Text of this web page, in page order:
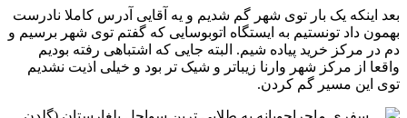
بعد اینکه یک بار توی شهر گم شدیم و یه آقایی آدرس کاملا نادرست
بهمون داد تونستیم به ایستگاه اتوبوسایی که گفتم توی ‏شهر برسیم و
دم در مرکز خرید پیاده شیم. البته جایی که اشتباهی رفته بودیم
واقعا از مرکز شهر وارنا زیباتر و شیک تر ‏بود و خیلی اذیت نشدیم
توی این مسیر گم کردن. ‏ ‏ ‏ ‏